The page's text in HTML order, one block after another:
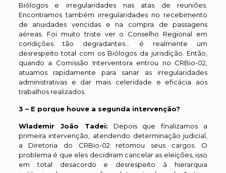
Biólogos e irregularidades nas atas de reuniões.
Encontramos também irregularidades no recebimento
de anuidades vencidas e na compra de passagens
aéreas. Foi muito triste ver o Conselho Regional em
condições tão degradantes… é realmente um
desrespeito total com os Biólogos da jurisdição. Então,
quando a Comissão Interventora entrou no CRBio-02,
atuamos rapidamente para sanar as irregularidades
administrativas e dar mais celeridade e eficácia aos
trabalhos realizados.
3 – E porque houve a segunda intervenção?
Wlademir João Tadei: Depois que finalizamos a
primeira intervenção, atendendo determinação judicial,
a Diretoria do CRBio-02 retomou seus cargos. O
problema é que eles decidiram cancelar as eleições, isso
em total desacordo e desrespeito à hierarquia